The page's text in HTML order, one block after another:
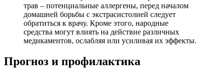
трав – потенциальные аллергены, перед началом
домашней борьбы с экстрасистолией следует
обратиться к врачу. Кроме этого, народные
средства могут влиять на действие различных
медикаментов, ослабляя или усиливая их эффекты.
Прогноз и профилактика